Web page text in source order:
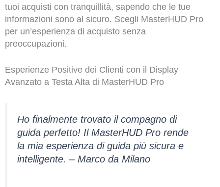
tuoi acquisti con tranquillità, sapendo che le tue
informazioni sono al sicuro. Scegli MasterHUD Pro
per un’esperienza di acquisto senza
preoccupazioni.
Esperienze Positive dei Clienti con il Display
Avanzato a Testa Alta di MasterHUD Pro
Ho finalmente trovato il compagno di
guida perfetto! Il MasterHUD Pro rende
la mia esperienza di guida più sicura e
intelligente. – Marco da Milano